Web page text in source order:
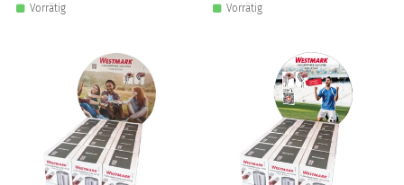
Vorrätig Vorrätig